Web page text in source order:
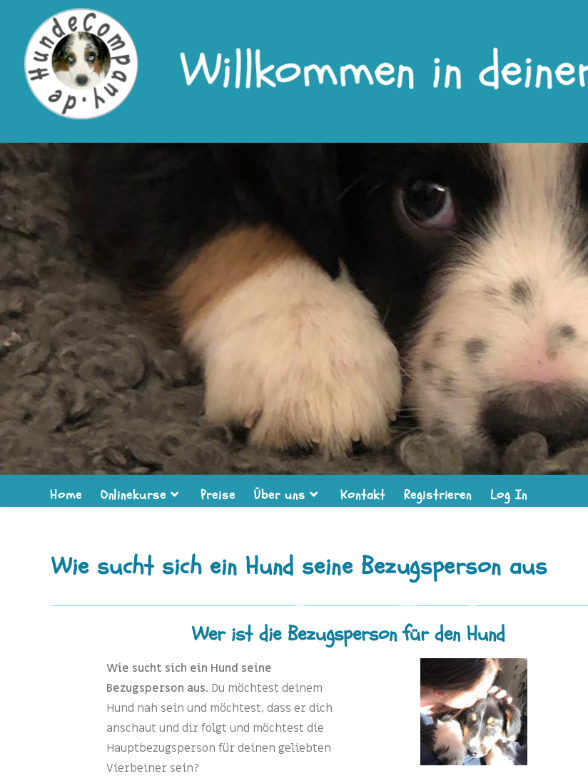
Home Onlinekurse Preise Über uns Kontakt Registrieren Log In
Wie sucht sich ein Hund seine Bezugsperson aus
Wer ist die Bezugsperson für den Hund
Wie sucht sich ein Hund seine
Bezugsperson aus. Du möchtest deinem
Hund nah sein und möchtest, dass er dich
anschaut und dir folgt und möchtest die
Hauptbezugsperson für deinen geliebten
Vierbeiner sein?